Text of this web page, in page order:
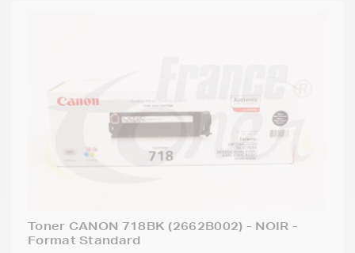
Toner CANON 718BK (2662B002) - NOIR -
Format Standard